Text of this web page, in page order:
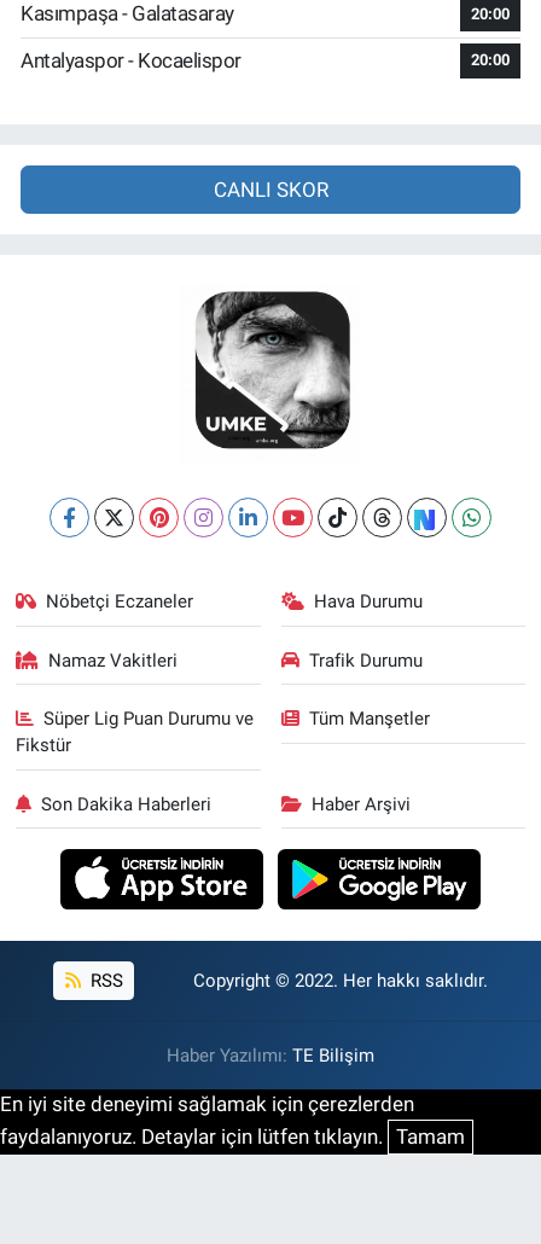
Kasımpaşa - Galatasaray 20:00
Antalyaspor - Kocaelispor 20:00
CANLI SKOR
Nöbetçi Eczaneler Hava Durumu
Namaz Vakitleri Trafik Durumu
Süper Lig Puan Durumu ve
Fikstür
Tüm Manşetler
Son Dakika Haberleri Haber Arşivi
RSS Copyright © 2022. Her hakkı saklıdır.
Haber Yazılımı: TE Bilişim
En iyi site deneyimi sağlamak için çerezlerden
faydalanıyoruz. Detaylar için lütfen tıklayın. Tamam